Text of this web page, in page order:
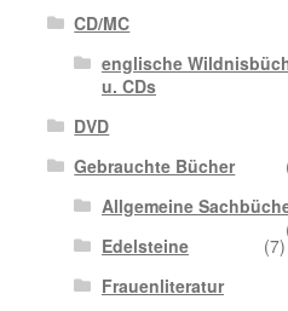
CD/MC
englische
u. CDs
DVD
Gebrauchte Bücher
Allgemeine
Edelsteine
(7)
Frauenliteratur